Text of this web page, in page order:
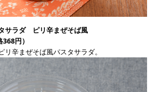
サラダ ピリ辛まぜそば風
円）
ピリ辛まぜそば風パスタサラダ。